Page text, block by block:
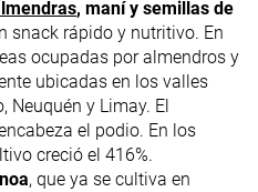
, maní y semillas de
snack rápido y nutritivo. En
ocupadas por almendros y
ubicadas en los valles
Neuquén y Limay. El
el podio. En los
creció el 416%.
, que ya se cultiva en